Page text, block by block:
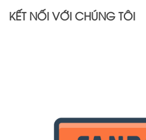
KẾT NỐI VỚI CHÚNG TÔI